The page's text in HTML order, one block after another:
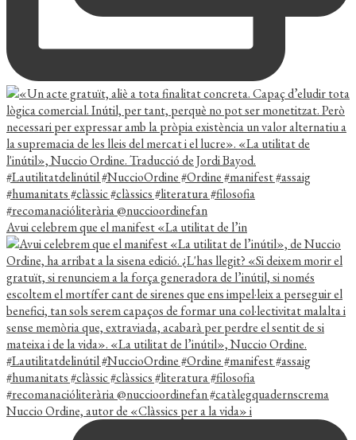
Avui celebrem que el manifest «La utilitat de l’in
Nuccio Ordine, autor de «Clàssics per a la vida» i